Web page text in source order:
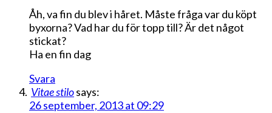
Åh, va fin du blev i håret. Måste fråga var du köpt
byxorna? Vad har du för topp till? Är det något
stickat?
Ha en fin dag
Svara
Vitae stilosays:
26 september, 2013 at 09:29